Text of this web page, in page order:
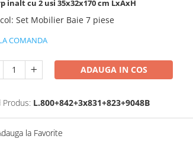
inalt cu 2 usi 35x32x170 cm LxAxH
: Set Mobilier Baie 7 piese
COMANDA
ADAUGA IN COS
Produs: L.800+842+3x831+823+9048B
la Favorite